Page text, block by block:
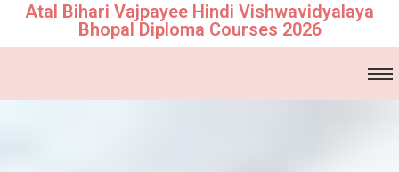
Atal Bihari Vajpayee Hindi Vishwavidyalaya
Bhopal Diploma Courses 2026